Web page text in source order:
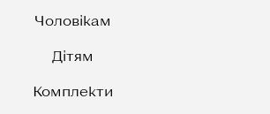
Чоловікам
Дітям
Комплекти